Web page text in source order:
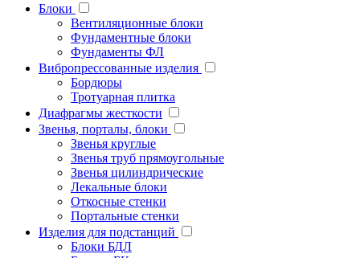
Блоки
Вентиляционные блоки
Фундаментные блоки
Фундаменты ФЛ
Вибропрессованные изделия
Бордюры
Тротуарная плитка
Диафрагмы жесткости
Звенья, порталы, блоки
Звенья круглые
Звенья труб прямоугольные
Звенья цилиндрические
Лекальные блоки
Откосные стенки
Портальные стенки
Изделия для подстанций
Блоки БДЛ